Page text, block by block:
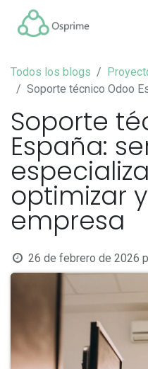
Todos los blogs
Soporte técnico Odoo España: servicio
Soporte
España:
optimizar
empresa
26 de febrero de 2026